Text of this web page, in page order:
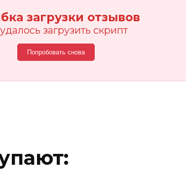
загрузки отзывов
загрузить скрипт
Попробовать снова